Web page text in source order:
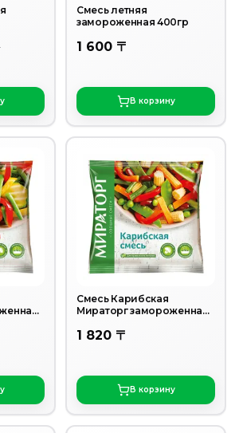
Смесь летняя
замороженная 400гр
1 600 〒
В корзину
Смесь Карибская
Мираторг замороженная
1 820 〒
В корзину